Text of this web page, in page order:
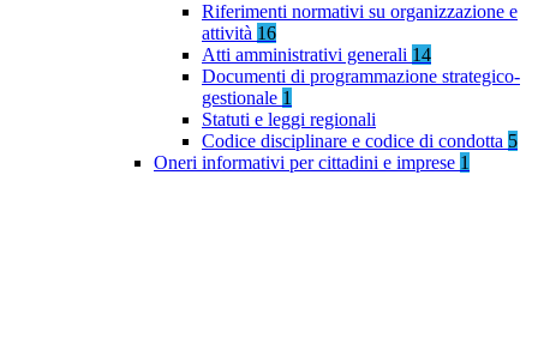
Riferimenti normativi su organizzazione e
attività 16
Atti amministrativi generali 14
Documenti di programmazione strategico-
gestionale 1
Statuti e leggi regionali
Codice disciplinare e codice di condotta 5
Oneri informativi per cittadini e imprese 1